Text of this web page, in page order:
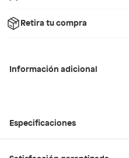
Retira tu compra
Información adicional
Especificaciones